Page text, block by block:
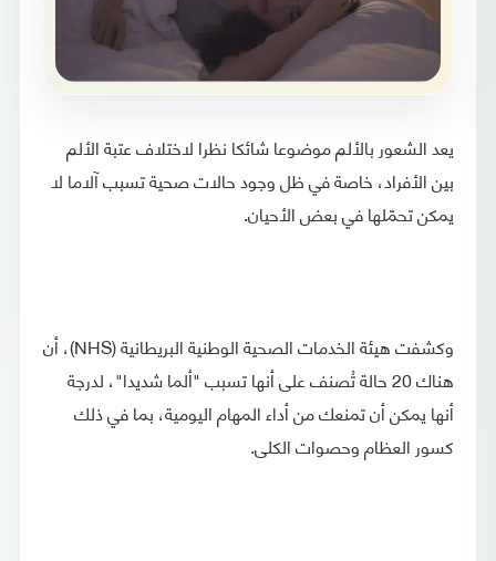
يعد الشعور بالألم موضوعا شائكا نظرا لاختلاف عتبة الألم
بين الأفراد، خاصة في ظل وجود حالات صحية تسبب آلاما لا
يمكن تحمّلها في بعض الأحيان.
وكشفت هيئة الخدمات الصحية الوطنية البريطانية (NHS)، أن
هناك 20 حالة تُصنف على أنها تسبب "ألما شديدا"، لدرجة
أنها يمكن أن تمنعك من أداء المهام اليومية، بما في ذلك
كسور العظام وحصوات الكلى.